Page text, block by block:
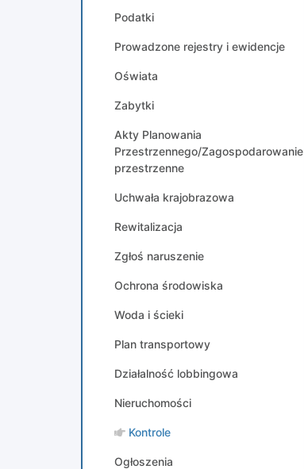
Podatki
Prowadzone rejestry i ewidencje
Oświata
Zabytki
Akty Planowania
Przestrzennego/Zagospodarowanie
przestrzenne
Uchwała krajobrazowa
Rewitalizacja
Zgłoś naruszenie
Ochrona środowiska
Woda i ścieki
Plan transportowy
Działalność lobbingowa
Nieruchomości
Kontrole
Ogłoszenia